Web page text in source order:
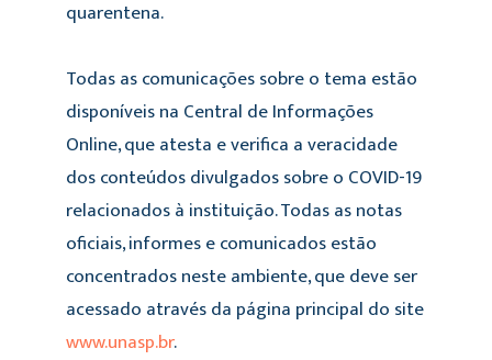
quarentena.
Todas as comunicações sobre o tema estão
disponíveis na Central de Informações
Online, que atesta e verifica a veracidade
dos conteúdos divulgados sobre o COVID-19
relacionados à instituição. Todas as notas
oficiais, informes e comunicados estão
concentrados neste ambiente, que deve ser
acessado através da página principal do site
www.unasp.br.